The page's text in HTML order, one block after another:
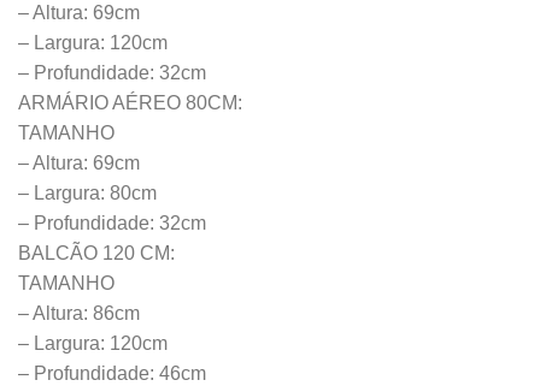
– Altura: 69cm
– Largura: 120cm
– Profundidade: 32cm
ARMÁRIO AÉREO 80CM:
TAMANHO
– Altura: 69cm
– Largura: 80cm
– Profundidade: 32cm
BALCÃO 120 CM:
TAMANHO
– Altura: 86cm
– Largura: 120cm
– Profundidade: 46cm